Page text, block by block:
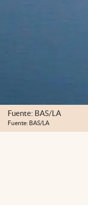
Fuente: BAS/LA
Fuente: BAS/LA